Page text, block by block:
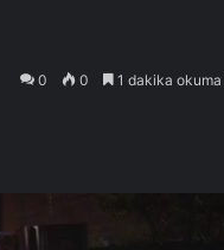
0 0 1 dakika okuma